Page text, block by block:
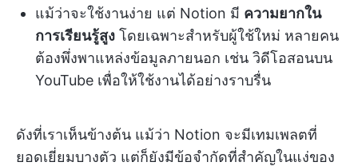
แม้ว่าจะใช้งานง่าย แต่ Notion มี ความยากใน
การเรียนรู้สูง โดยเฉพาะสำหรับผู้ใช้ใหม่ หลายคน
ต้องพึ่งพาแหล่งข้อมูลภายนอก เช่น วิดีโอสอนบน
YouTube เพื่อให้ใช้งานได้อย่างราบรื่น
ดังที่เราเห็นข้างต้น แม้ว่า Notion จะมีเทมเพลตที่
ยอดเยี่ยมบางตัว แต่ก็ยังมีข้อจำกัดที่สำคัญในแง่ของ